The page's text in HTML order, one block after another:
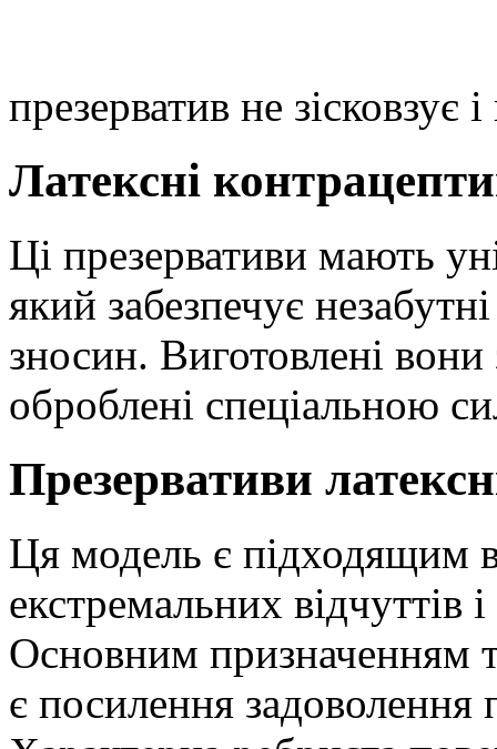
презерватив не зісковзує
Латексні
Ці презервативи мають
який забезпечує
зносин. Виготовлені
оброблені спеціальною
Презервативи
Ця модель є підходящим
екстремальних відчуттів
Основним призначенням
є посилення задоволення